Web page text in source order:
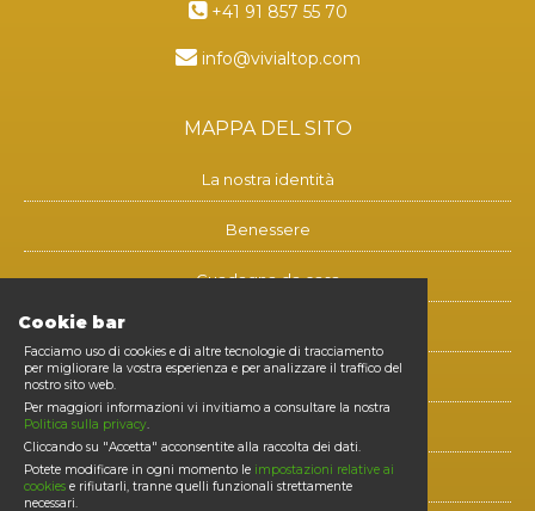
+41 91 857 55 70
info@vivialtop.com
MAPPA DEL SITO
La nostra identità
Benessere
Guadagna da casa
Contatti
E-shop
Cookie bar
Facciamo uso di cookies e di altre tecnologie di tracciamento
per migliorare la vostra esperienza e per analizzare il traffico del
nostro sito web.
Per maggiori informazioni vi invitiamo a consultare la nostra
Politica sulla privacy.
Cliccando su "Accetta" acconsentite alla raccolta dei dati.
Potete modificare in ogni momento le impostazioni relative ai
cookies e rifiutarli, tranne quelli funzionali strettamente
necessari.